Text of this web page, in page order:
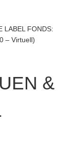
LABEL FONDS:
– Virtuell)
&